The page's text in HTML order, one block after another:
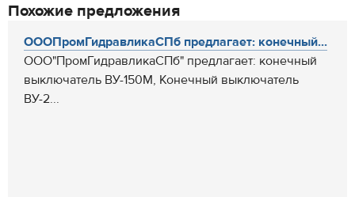
Похожие предложения
ОООПромГидравликаСПб предлагает: конечный...
ООО"ПромГидравликаСПб" предлагает: конечный
выключатель ВУ-150М, Конечный выключатель
ВУ-2...